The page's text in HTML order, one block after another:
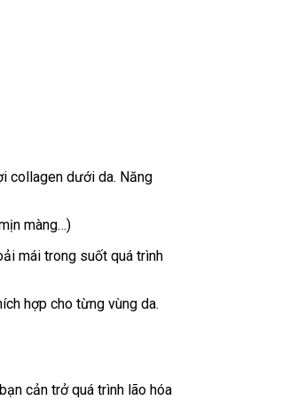
collagen dưới da. Năng
màng…)
mái trong suốt quá trình
hợp cho từng vùng da.
cản trở quá trình lão hóa